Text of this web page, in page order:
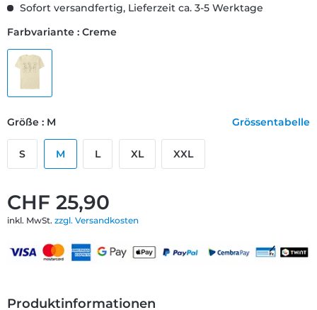
CHF 25,90
inkl. MwSt. zzgl. Versandkosten
Sofort versandfertig, Lieferzeit ca. 3-5 Werktage
Farbvariante : Creme
Größe : M Grössentabelle
S M L XL XXL
Produktinformationen